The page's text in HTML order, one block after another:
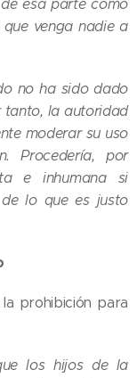
esa parte como
venga nadie a
no ha sido dado
tanto, la autoridad
moderar su uso
Procedería, por
e inhumana si
lo que es justo
la prohibición para
los hijos de la